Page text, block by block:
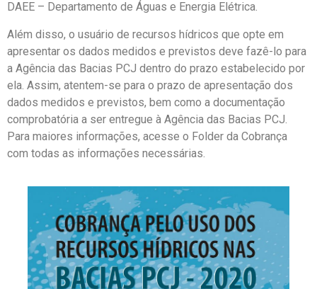
DAEE – Departamento de Águas e Energia Elétrica.
Além disso, o usuário de recursos hídricos que opte em
apresentar os dados medidos e previstos deve fazê-lo para
a Agência das Bacias PCJ dentro do prazo estabelecido por
ela. Assim, atentem-se para o prazo de apresentação dos
dados medidos e previstos, bem como a documentação
comprobatória a ser entregue à Agência das Bacias PCJ.
Para maiores informações, acesse o Folder da Cobrança
com todas as informações necessárias.